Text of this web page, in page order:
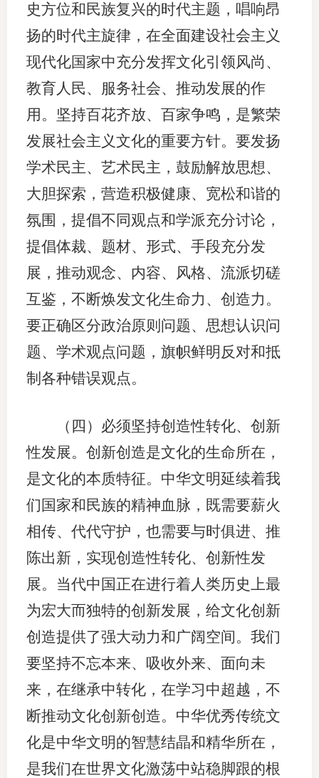
史方位和民族复兴的时代主题，唱响昂
扬的时代主旋律，在全面建设社会主义
现代化国家中充分发挥文化引领风尚、
教育人民、服务社会、推动发展的作
用。坚持百花齐放、百家争鸣，是繁荣
发展社会主义文化的重要方针。要发扬
学术民主、艺术民主，鼓励解放思想、
大胆探索，营造积极健康、宽松和谐的
氛围，提倡不同观点和学派充分讨论，
提倡体裁、题材、形式、手段充分发
展，推动观念、内容、风格、流派切磋
互鉴，不断焕发文化生命力、创造力。
要正确区分政治原则问题、思想认识问
题、学术观点问题，旗帜鲜明反对和抵
制各种错误观点。
（四）必须坚持创造性转化、创新
性发展。创新创造是文化的生命所在，
是文化的本质特征。中华文明延续着我
们国家和民族的精神血脉，既需要薪火
相传、代代守护，也需要与时俱进、推
陈出新，实现创造性转化、创新性发
展。当代中国正在进行着人类历史上最
为宏大而独特的创新发展，给文化创新
创造提供了强大动力和广阔空间。我们
要坚持不忘本来、吸收外来、面向未
来，在继承中转化，在学习中超越，不
断推动文化创新创造。中华优秀传统文
化是中华文明的智慧结晶和精华所在，
是我们在世界文化激荡中站稳脚跟的根